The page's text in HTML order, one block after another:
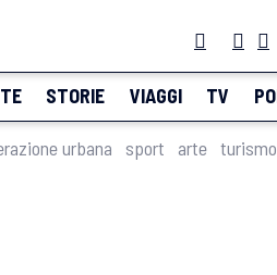
STORIE VIAGGI TV
urbana sport arte turismo